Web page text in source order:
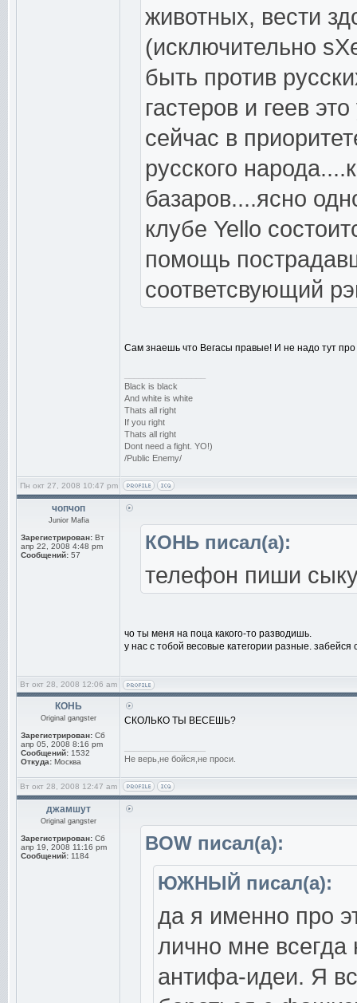
животных, вести
(исключительно
быть против
гастеров и геев
сейчас в
русского
базаров....ясно
клубе Yello
помощь
соответсвующий
Сам знаешь что Вегасы правые! И не надо тут
Black is black
And white is white
Thats all right
If you right
Thats all right
Dont need a fight. YO!)
/Public Enemy/
Пн окт 27, 2008 10:47 pm
чопчоп
Junior Mafia
Зарегистрирован: Вт
апр 22, 2008 4:48 pm
Сообщений: 57
КОНЬ писал(а):
телефон пиши
чо ты меня на поца какого-то разводишь.
у нас с тобой весовые категории разные. забейся
Вт окт 28, 2008 12:06 am
КОНЬ
Original gangster
Зарегистрирован: Сб
апр 05, 2008 8:16 pm
Сообщений: 1532
Откуда: Москва
СКОЛЬКО ТЫ ВЕСЕШЬ?
Не верь,не бойся,не проси.
Вт окт 28, 2008 12:47 am
джамшут
Original gangster
Зарегистрирован: Сб
апр 19, 2008 11:16 pm
Сообщений: 1184
BOW писал(а):
ЮЖНЫЙ писал(а):
да я именно про
лично мне всегда
антифа-идеи. Я